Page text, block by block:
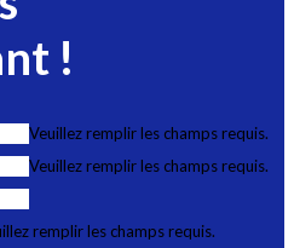
!
Veuillez remplir les champs requis.
Veuillez remplir les champs requis.
remplir les champs requis.